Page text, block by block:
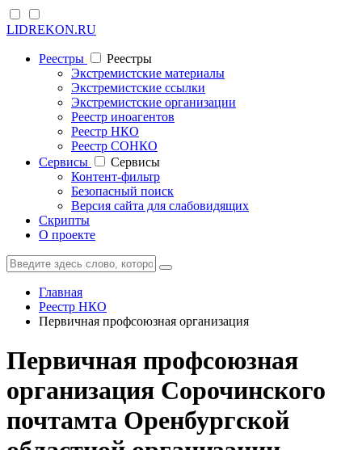
LIDREKON.RU
Реестры
Реестры
Экстремистские материалы
Экстремистские ссылки
Экстремистские организации
Реестр иноагентов
Реестр НКО
Реестр СОНКО
Cервисы
Cервисы
Контент-фильтр
Безопасный поиск
Версия сайта для слабовидящих
Скрипты
О проекте
Главная
Реестр НКО
Первичная профсоюзная организация
Первичная профсоюзная
организация Сорочинского
почтамта Оренбургской